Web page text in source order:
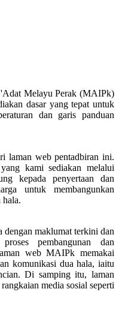
Melayu Perak (MAIPk)
dasar yang tepat untuk
dan garis panduan
laman web pentadbiran ini.
kami sediakan melalui
kepada penyertaan dan
untuk membangunkan
hala.
dengan maklumat terkini dan
pembangunan dan
web MAIPk memakai
komunikasi dua hala, iaitu
Di samping itu, laman
media sosial seperti